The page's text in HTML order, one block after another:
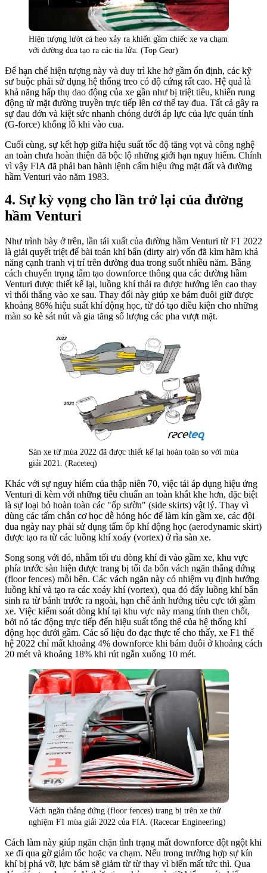
Hiện tượng lướt cá heo xảy ra khiến gầm chiếc xe va chạm
với đường đua tạo ra các tia lửa. (Top Gear)
Để hạn chế hiện tượng này và duy trì khe hở gầm ổn định, các kỹ
sư buộc phải sử dụng hệ thống treo có độ cứng rất cao. Hệ quả là
khả năng hấp thụ dao động của xe gần như bị triệt tiêu, khiến rung
động từ mặt đường truyền trực tiếp lên cơ thể tay đua. Tất cả gây ra
sự đau đớn và kiệt sức nhanh chóng dưới áp lực của lực quán tính
(G-force) khổng lồ khi vào cua.
Cuối cùng, sự kết hợp giữa hiệu suất tốc độ tăng vọt và công nghệ
an toàn chưa hoàn thiện đã bộc lộ những giới hạn nguy hiểm. Chính
vì vậy FIA đã phải ban hành lệnh cấm hiệu ứng mặt đất và đường
hầm Venturi vào năm 1983.
Sự kỳ vọng cho lần trở lại của đường
hầm Venturi
Như trình bày ở trên, lần tái xuất của đường hầm Venturi từ F1 2022
là giải quyết triệt để bài toán khí bẩn (dirty air) vốn đã kìm hãm khả
năng cạnh tranh vị trí trên đường đua trong suốt nhiều năm. Bằng
cách chuyển trọng tâm tạo downforce thông qua các đường hầm
Venturi được thiết kế lại, luồng khí thải ra được hướng lên cao thay
vì thổi thẳng vào xe sau. Thay đổi này giúp xe bám đuôi giữ được
khoảng 86% hiệu suất khí động học, từ đó tạo điều kiện cho những
màn so kè sát nút và gia tăng số lượng các pha vượt mặt.
Sàn xe từ mùa 2022 đã được thiết kế lại hoàn toàn so với mùa
giải 2021. (Raceteq)
Khác với sự nguy hiểm của thập niên 70, việc tái áp dụng hiệu ứng
Venturi đi kèm với những tiêu chuẩn an toàn khắt khe hơn, đặc biệt
là sự loại bỏ hoàn toàn các "ốp sườn" (side skirts) vật lý. Thay vì
dùng các tấm chắn cơ học dễ hỏng hóc để làm kín gầm xe, các đội
đua ngày nay phải sử dụng tấm ốp khí động học (aerodynamic skirt)
được tạo ra từ các luồng khí xoáy (vortex) ở rìa sàn xe.
Song song với đó, nhằm tối ưu dòng khí đi vào gầm xe, khu vực
phía trước sàn hiện được trang bị tối đa bốn vách ngăn thẳng đứng
(floor fences) mỗi bên. Các vách ngăn này có nhiệm vụ định hướng
luồng khí và tạo ra các xoáy khí (vortex), qua đó đẩy luồng khí bẩn
sinh ra từ bánh trước ra ngoài, hạn chế ảnh hưởng tiêu cực tới gầm
xe. Việc kiểm soát dòng khí tại khu vực này mang tính then chốt,
bởi nó tác động trực tiếp đến hiệu suất tổng thể của hệ thống khí
động học dưới gầm. Các số liệu đo đạc thực tế cho thấy, xe F1 thế
hệ 2022 chỉ mất khoảng 4% downforce khi bám đuôi ở khoảng cách
20 mét và khoảng 18% khi rút ngắn xuống 10 mét.
Vách ngăn thẳng đứng (floor fences) trang bị trên xe thử
nghiệm F1 mùa giải 2022 của FIA. (Racecar Engineering)
Cách làm này giúp ngăn chặn tình trạng mất downforce đột ngột khi
xe đi qua gờ giảm tốc hoặc va chạm. Nếu trong trường hợp sự kín
khí bị phá vỡ, lực bám sẽ giảm từ từ thay vì biến mất tức thì. Qua